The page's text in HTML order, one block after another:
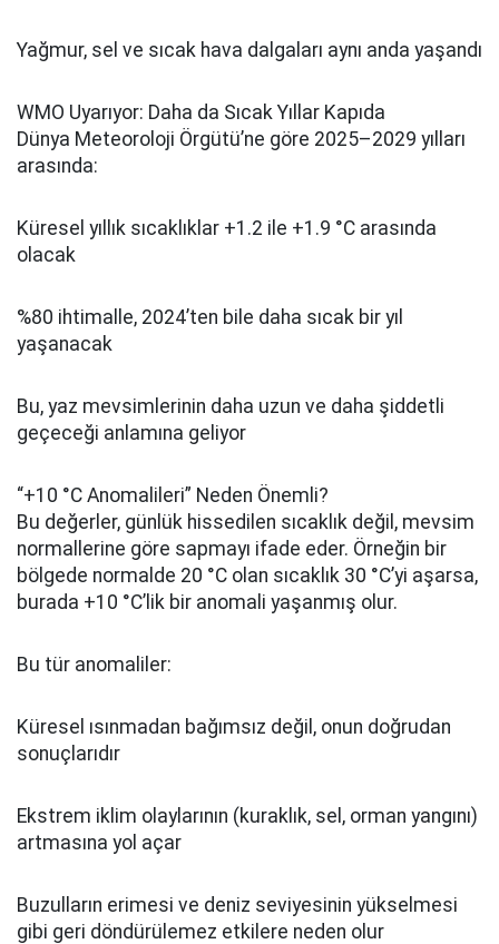
Yağmur, sel ve sıcak hava dalgaları aynı anda yaşandı
WMO Uyarıyor: Daha da Sıcak Yıllar Kapıda
Dünya Meteoroloji Örgütü’ne göre 2025–2029 yılları
arasında:
Küresel yıllık sıcaklıklar +1.2 ile +1.9 °C arasında
olacak
%80 ihtimalle, 2024’ten bile daha sıcak bir yıl
yaşanacak
Bu, yaz mevsimlerinin daha uzun ve daha şiddetli
geçeceği anlamına geliyor
“+10 °C Anomalileri” Neden Önemli?
Bu değerler, günlük hissedilen sıcaklık değil, mevsim
normallerine göre sapmayı ifade eder. Örneğin bir
bölgede normalde 20 °C olan sıcaklık 30 °C’yi aşarsa,
burada +10 °C’lik bir anomali yaşanmış olur.
Bu tür anomaliler:
Küresel ısınmadan bağımsız değil, onun doğrudan
sonuçlarıdır
Ekstrem iklim olaylarının (kuraklık, sel, orman yangını)
artmasına yol açar
Buzulların erimesi ve deniz seviyesinin yükselmesi
gibi geri döndürülemez etkilere neden olur